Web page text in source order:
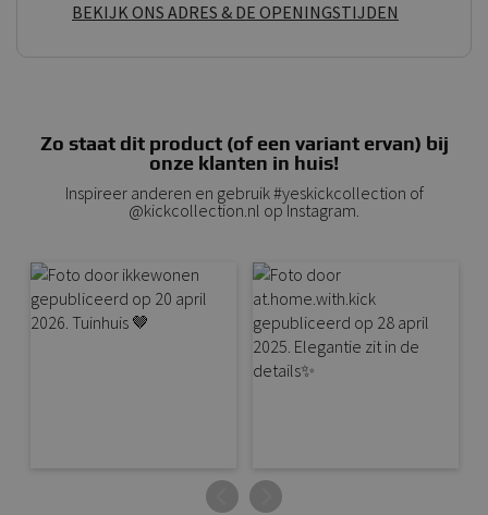
BEKIJK ONS ADRES & DE OPENINGSTIJDEN
Zo staat dit product (of een variant ervan) bij
onze klanten in huis!
Inspireer anderen en gebruik #yeskickcollection of
@kickcollection.nl op Instagram.